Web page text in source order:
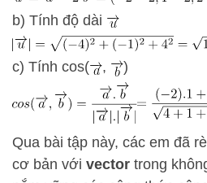
b) Tính độ dài
c) Tính cos( , )
Qua bài tập này, các em đã
cơ bản với vector trong